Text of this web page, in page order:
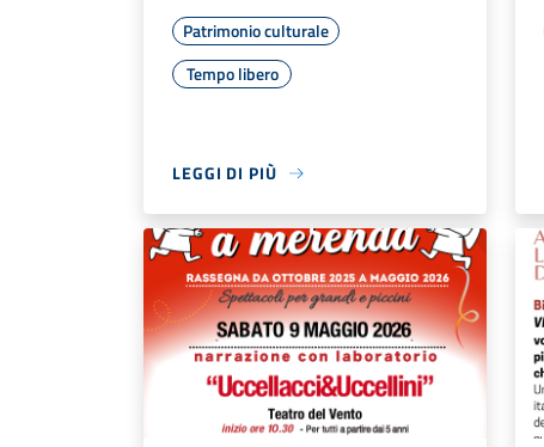
Patrimonio culturale
Tempo libero
LEGGI DI PIÙ